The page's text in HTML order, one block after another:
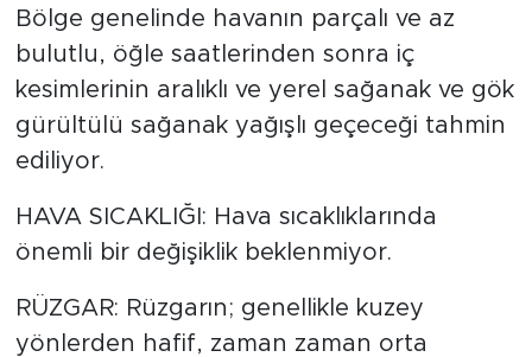
Bölge genelinde havanın parçalı ve az
bulutlu, öğle saatlerinden sonra iç
kesimlerinin aralıklı ve yerel sağanak ve gök
gürültülü sağanak yağışlı geçeceği tahmin
ediliyor.
HAVA SICAKLIĞI: Hava sıcaklıklarında
önemli bir değişiklik beklenmiyor.
RÜZGAR: Rüzgarın; genellikle kuzey
yönlerden hafif, zaman zaman orta